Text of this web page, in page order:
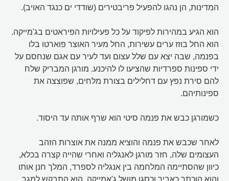
המדינות, הן נהגו להפעיל פריבטירים (שודדי ים כנגד האויב).
הוא הגיע במהירות לפיקוד על כל פעילויות הפיראטים בג'מייקה.
הוא החל בוזז ערים עשירות, החל מעיר האוצר פוארטו בלו
בפנמה, שבה יצא עם שלל עצום ועד לעיר עם אגם שנחסם על
ידי ספינות ספרדיות שהציעו לו להיכנע. מורגן המבריק שלח
להם סירת נפץ עם דחלילים בצורת מלחים, שפוצצה את
ספינותיהם.
כשמורגן כבש את פנמה סיטי הוא שרף אותה עד היסוד.
לאחר שכבש את פנמה והוציא ממנה את אוצרות הזהב
העצומים שלה, חזר מורגן לאנגליה ואחרי שהייה קצרה בכלא,
כיוון שהסתיימה המלחמה בין אנגליה לספרד, המלך חנן אותו
והוא הוכתר כאביר וכסגן מושל ג'אמייקה. הוא התבקש למגר